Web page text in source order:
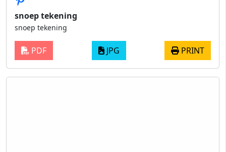
snoep tekening
snoep tekening
PDF JPG PRINT